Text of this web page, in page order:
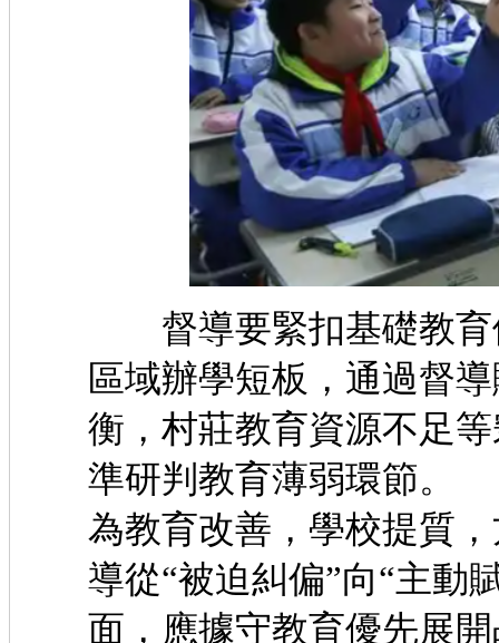
督導要緊扣基礎教育
區域辦學短板，通過督
衡，村莊教育資源不足
準研判教育薄弱環
為教育改善，學校提質
導從“被迫糾偏”向“主動
面，應據守教育優